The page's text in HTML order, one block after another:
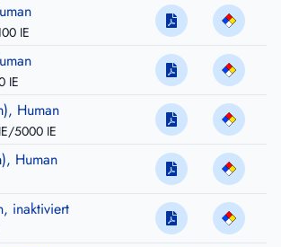
IE
IE
Human
5000 IE
Human
inaktiviert